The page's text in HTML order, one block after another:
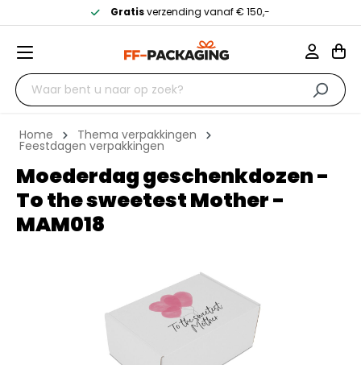
Gratisverzending vanaf € 150,-
Home Thema verpakkingen
Feestdagen verpakkingen
Moederdag geschenkdozen -
To the sweetest Mother -
MAM018